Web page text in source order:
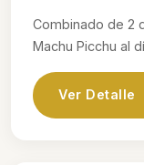
Combinado de 2
Machu Picchu al
Ver Detalle